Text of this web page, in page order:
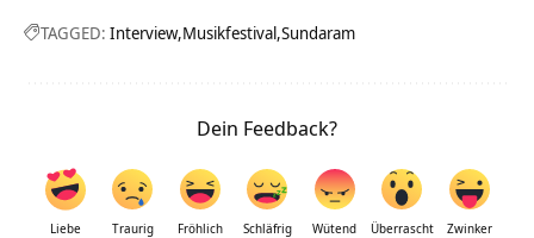
TAGGED: Interview Musikfestival Sundaram
Dein Feedback?
Liebe Traurig Fröhlich Schläfrig Wütend Überrascht Zwinker